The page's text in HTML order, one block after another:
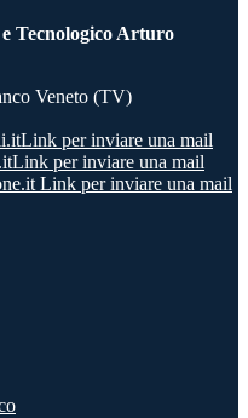
Tecnologico Arturo
Veneto (TV)
Link per inviare una mail
Link per inviare una mail
Link per inviare una mail